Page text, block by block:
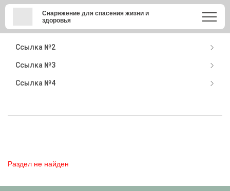
Снаряжение для спасения жизни и
здоровья
Доставка
Ссылка №2
Ссылка №3
Ссылка №4
Раздел не найден